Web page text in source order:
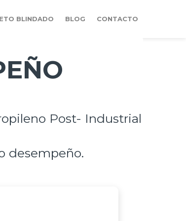
BLINDADO BLOG CONTACTO
Post- Industrial
desempeño.